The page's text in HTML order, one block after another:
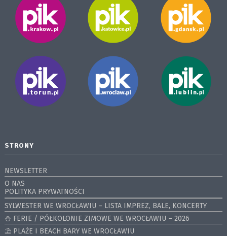
STRONY
NEWSLETTER
O NAS
POLITYKA PRYWATNOŚCI
SYLWESTER WE WROCŁAWIU – LISTA IMPREZ, BALE, KONCERTY
⛄️ FERIE / PÓŁKOLONIE ZIMOWE WE WROCŁAWIU – 2026
⛱️ PLAŻE I BEACH BARY WE WROCŁAWIU